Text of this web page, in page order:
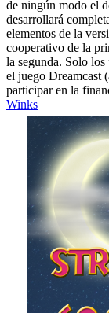
de ningún modo el
desarrollará
elementos de la
cooperativo de la
la segunda. Solo
el juego Dreamcast
participar en la
Winks